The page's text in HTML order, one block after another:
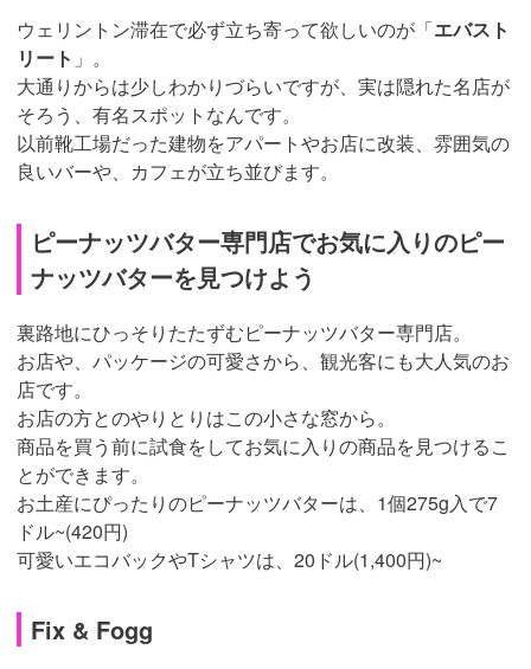
ウェリントン滞在で必ず立ち寄って欲しいのが「エバスト
リート 」。
大通りからは少しわかりづらいですが、実は隠れた名店が
そろう、有名スポットなんです。
以前靴工場だった建物をアパートやお店に改装、雰囲気の
良いバーや、カフェが立ち並びます。
ピーナッツバター専門店でお気に入りのピー
ナッツバターを見つけよう
裏路地にひっそりたたずむピーナッツバター専門店。
お店や、パッケージの可愛さから、観光客にも大人気のお
店です。
お店の方とのやりとりはこの小さな窓から。
商品を買う前に試食をしてお気に入りの商品を見つけるこ
とができます。
お土産にぴったりのピーナッツバターは、1個275g入で7
ドル~(420円)
可愛いエコバックやTシャツは、20ドル(1,400円)~
Fix & Fogg